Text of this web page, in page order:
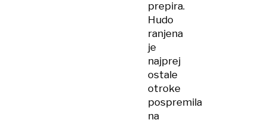
prepira.
Hudo
ranjena
je
najprej
ostale
otroke
pospremila
na